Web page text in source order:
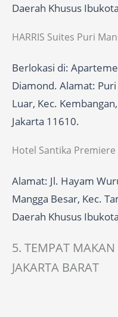
Daerah Khusus
HARRIS Suites Puri
Berlokasi di:
Diamond. Alamat:
Luar, Kec.
Jakarta 11610.
Hotel Santika
Alamat: Jl. Hayam
Mangga Besar, Kec.
Daerah Khusus
5. TEMPAT
JAKARTA BARAT